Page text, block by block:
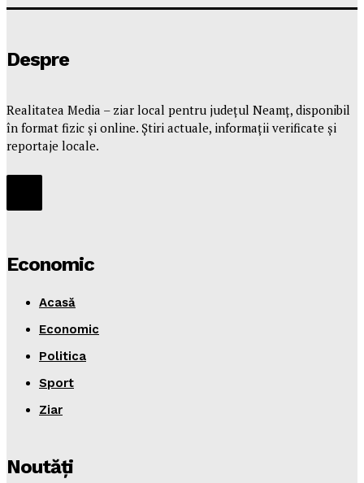
Despre
Realitatea Media – ziar local pentru județul Neamț, disponibil
în format fizic și online. Știri actuale, informații verificate și
reportaje locale.
Economic
Acasă
Economic
Politica
Sport
Ziar
Noutăţi